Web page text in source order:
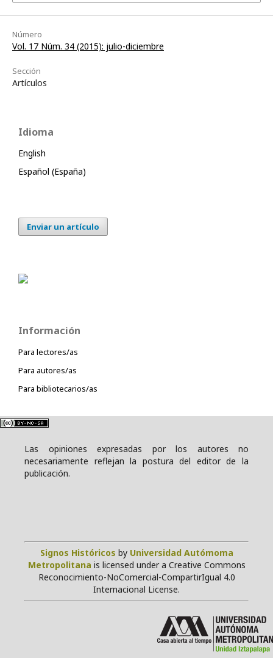
Número
Vol. 17 Núm. 34 (2015): julio-diciembre
Sección
Artículos
Idioma
English
Español (España)
Enviar un artículo
Información
Para lectores/as
Para autores/as
Para bibliotecarios/as
Las opiniones expresadas por los autores no
necesariamente reflejan la postura del editor de la
publicación.
Signos Históricos by Universidad Autómoma
Metropolitana is licensed under a Creative Commons
Reconocimiento-NoComercial-CompartirIgual 4.0
Internacional License.